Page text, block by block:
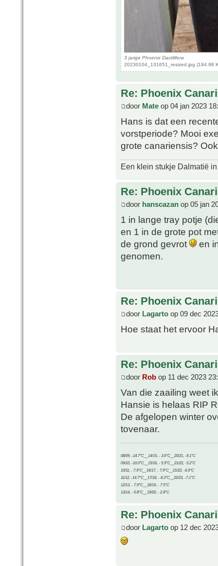
3 jarige Phoenix Dactilifera
20230104_131651_resized.jpg (194.98
Re: Phoenix
door Mate op 04 jan 2023
Hans is dat een
vorstperiode? Mooi
grote canariensis?
Een klein stukje Dalmatië
Re: Phoenix
door hanscazan op 05 jan
1 in lange tray potje
en 1 in de grote pot
de grond gevrot
en
genomen.
Re: Phoenix
door Lagarto op 09 dec
Hoe staat het ervoor
Re: Phoenix
door Rob op 11 dec 2023
Van die zaailing weet
Hansie is helaas RIP
De afgelopen winter
tovenaar.
08/09, -14.7°C__14/15, - 3.6°C__20/21, -9.1°C
09/10, -10.0°C__15/16, - 5.9°C__21/22, -5.2°C
10/11, - 7.9°C__16/17, - 7.9°C__21/22, -6.9°C
11/12, -14.7°C__17/18, - 8.3°C__22/23, -7.1°C
12/13, - 7.9°C__18/19, - 7.5°C
13/14, - 0.8°C__19/20, - 2.8°C
Re: Phoenix
door Lagarto op 12 dec